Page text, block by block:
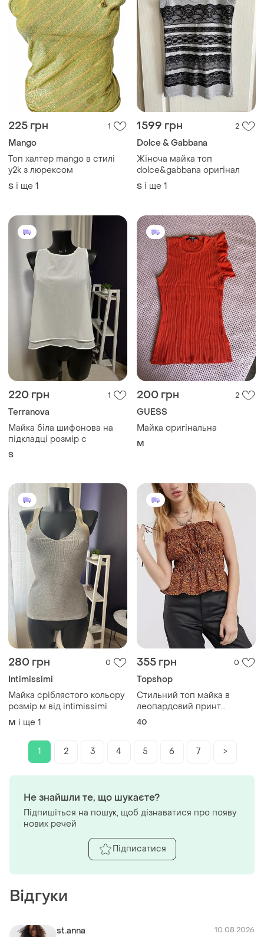
225 грн 1
Mango
Топ халтер mango в стилі
y2k з люрексом
S і ще 1
1599 грн 2
Dolce & Gabbana
Жіноча майка топ
dolce&gabbana оригінал
S і ще 1
220 грн 1
Terranova
Майка біла шифонова на
підкладці розмір с
S
200 грн 2
GUESS
Майка оригінальна
M
280 грн 0
Intimissimi
Майка сріблястого кольору
розмір м від intimissimi
M і ще 1
355 грн 0
Topshop
Стильний топ майка в
леопардовий принт
topshop
40
1 2 3 4 5 6 7 >
Відгуки
st.anna 10.08.2026
Не знайшли те, що шукаєте?
Підпишіться на пошук, щоб дізнаватися про появу
нових речей
Підписатися